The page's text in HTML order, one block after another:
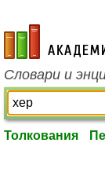
academic.ru
Словари и
Толкования